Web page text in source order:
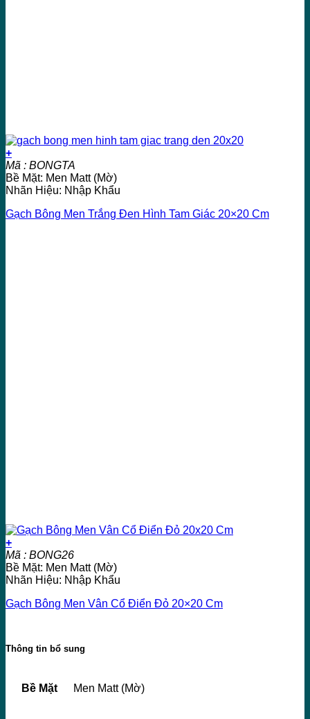
+
Mã : BONGTA
Bề Mặt: Men Matt (Mờ)
Nhãn Hiệu: Nhập Khẩu
Gạch Bông Men Trắng Đen Hình Tam Giác 20×20 Cm
+
Mã : BONG26
Bề Mặt: Men Matt (Mờ)
Nhãn Hiệu: Nhập Khẩu
Gạch Bông Men Vân Cổ Điển Đỏ 20×20 Cm
Thông tin bổ sung
Bề Mặt Men Matt (Mờ)